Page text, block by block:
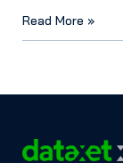
Read More »